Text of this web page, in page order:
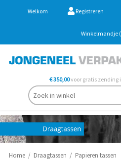
Welkom Registreren
Winkelmandje
€ 350,00voor gratis zending
Home / Draagtassen / Papieren tassen